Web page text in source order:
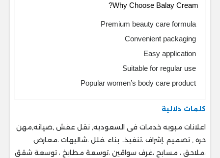
Why Choose Balay Cream?
Premium beauty care formula
Convenient packaging
Easy application
Suitable for regular use
Popular women’s body care product
كلمات دلالية
اعلانات مبوبه خدمات فى السعوديه, نقل عفش ,صيانه,مهن
حره , تصميم ،إشراف ،تنفيذ.. ‎بناء ،فلل ،شاليهات ،معارض
،ملاحق ، ‎مسابح ،غرف سواقين ،توسعة مطابخ ، ‎توسعة شقق